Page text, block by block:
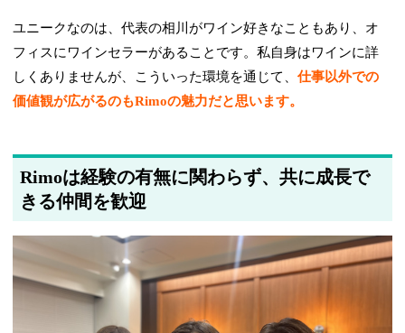
ユニークなのは、代表の相川がワイン好きなこともあり、オ
フィスにワインセラーがあることです。私自身はワインに詳
しくありませんが、こういった環境を通じて、仕事以外での
価値観が広がるのもRimoの魅力だと思います。
Rimoは経験の有無に関わらず、共に成長で
きる仲間を歓迎